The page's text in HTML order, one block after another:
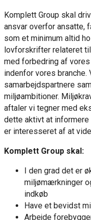
Komplett Group skal
ansvar overfor ansatte,
som et minimum altid
lovforskrifter relateret
med forbedring af
indenfor vores
samarbejdspartnere
miljøambitioner.
aftaler vi tegner med
dette aktivt at
er interesseret af at
Komplett Group skal:
I den grad det er
miljømærkninger
indkøb
Have et bevidst
Arbejde